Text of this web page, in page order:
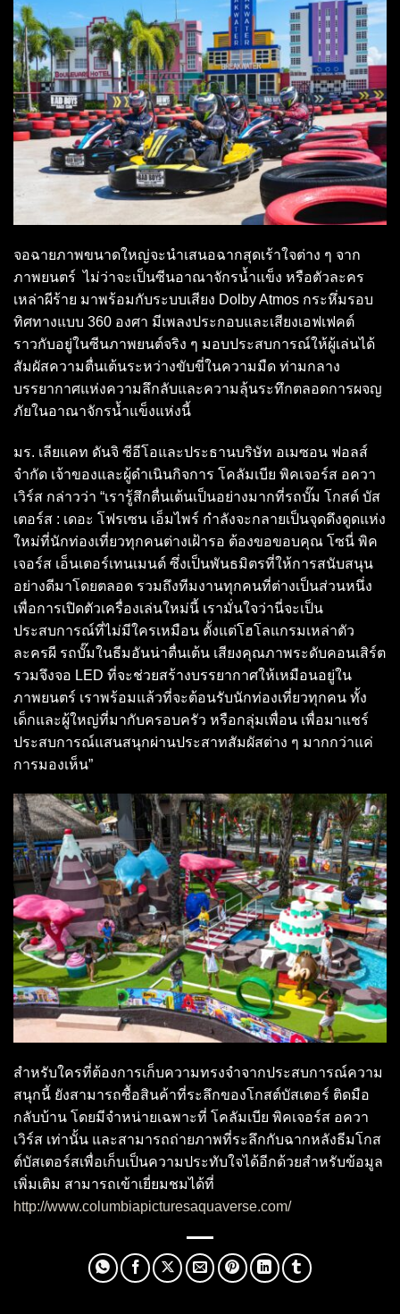
จอฉายภาพขนาดใหญ่จะนำเสนอฉากสุดเร้าใจต่าง ๆ จาก
ภาพยนตร์ ไม่ว่าจะเป็นซีนอาณาจักรน้ำแข็ง หรือตัวละคร
เหล่าผีร้าย มาพร้อมกับระบบเสียง Dolby Atmos กระหึ่มรอบ
ทิศทางแบบ 360 องศา มีเพลงประกอบและเสียงเอฟเฟคต์
ราวกับอยู่ในซีนภาพยนต์จริง ๆ มอบประสบการณ์ให้ผู้เล่นได้
สัมผัสความตื่นเต้นระหว่างขับขี่ในความมืด ท่ามกลาง
บรรยากาศแห่งความลึกลับและความลุ้นระทึกตลอดการผจญ
ภัยในอาณาจักรน้ำแข็งแห่งนี้
มร. เลียแคท ดันจิ ซีอีโอและประธานบริษัท อเมซอน ฟอลส์
จำกัด เจ้าของและผู้ดำเนินกิจการ โคลัมเบีย พิคเจอร์ส อควา
เวิร์ส กล่าวว่า “เรารู้สึกตื่นเต้นเป็นอย่างมากที่รถบั๊ม โกสต์ บัส
เตอร์ส : เดอะ โฟรเซน เอ็มไพร์ กำลังจะกลายเป็นจุดดึงดูดแห่ง
ใหม่ที่นักท่องเที่ยวทุกคนต่างเฝ้ารอ ต้องขอขอบคุณ โซนี่ พิค
เจอร์ส เอ็นเตอร์เทนเมนต์ ซึ่งเป็นพันธมิตรที่ให้การสนับสนุน
อย่างดีมาโดยตลอด รวมถึงทีมงานทุกคนที่ต่างเป็นส่วนหนึ่ง
เพื่อการเปิดตัวเครื่องเล่นใหม่นี้ เรามั่นใจว่านี่จะเป็น
ประสบการณ์ที่ไม่มีใครเหมือน ตั้งแต่โฮโลแกรมเหล่าตัว
ละครผี รถบั๊มในธีมอันน่าตื่นเต้น เสียงคุณภาพระดับคอนเสิร์ต
รวมจึงจอ LED ที่จะช่วยสร้างบรรยากาศให้เหมือนอยู่ใน
ภาพยนตร์ เราพร้อมแล้วที่จะต้อนรับนักท่องเที่ยวทุกคน ทั้ง
เด็กและผู้ใหญ่ที่มากับครอบครัว หรือกลุ่มเพื่อน เพื่อมาแชร์
ประสบการณ์แสนสนุกผ่านประสาทสัมผัสต่าง ๆ มากกว่าแค่
การมองเห็น”
สำหรับใครที่ต้องการเก็บความทรงจำจากประสบการณ์ความ
สนุกนี้ ยังสามารถซื้อสินค้าที่ระลึกของโกสต์บัสเตอร์ ติดมือ
กลับบ้าน โดยมีจำหน่ายเฉพาะที่ โคลัมเบีย พิคเจอร์ส อควา
เวิร์ส เท่านั้น และสามารถถ่ายภาพที่ระลึกกับฉากหลังธีมโกส
ต์บัสเตอร์สเพื่อเก็บเป็นความประทับใจได้อีกด้วยสำหรับข้อมูล
เพิ่มเติม สามารถเข้าเยี่ยมชมได้ที่
http://www.columbiapicturesaquaverse.com/